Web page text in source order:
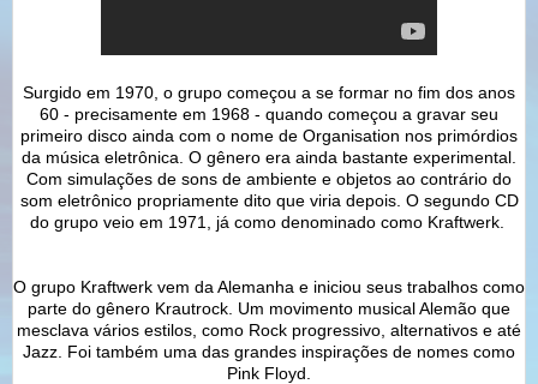
Surgido em 1970, o grupo começou a se formar no fim dos anos
60 - precisamente em 1968 - quando começou a gravar seu
primeiro disco ainda com o nome de Organisation nos primórdios
da música eletrônica. O gênero era ainda bastante experimental.
Com simulações de sons de ambiente e objetos ao contrário do
som eletrônico propriamente dito que viria depois. O segundo CD
do grupo veio em 1971, já como denominado como Kraftwerk.
O grupo Kraftwerk vem da Alemanha e iniciou seus trabalhos como
parte do gênero Krautrock. Um movimento musical Alemão que
mesclava vários estilos, como Rock progressivo, alternativos e até
Jazz. Foi também uma das grandes inspirações de nomes como
Pink Floyd.